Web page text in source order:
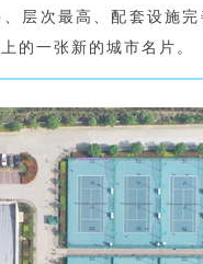
层次最高、配套设施
的一张新的城市名片。